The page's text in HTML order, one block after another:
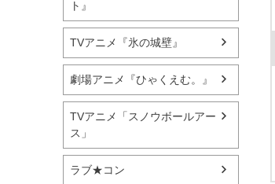
ト』
TVアニメ『氷の城壁』
劇場アニメ『ひゃくえむ。』
TVアニメ「スノウボールアー
ス」
ラブ★コン